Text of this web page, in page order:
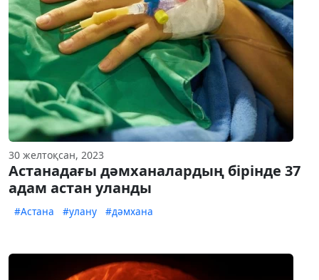
30 желтоқсан, 2023
Астанадағы дәмханалардың бірінде 37
адам астан уланды
#Астана #улану #дәмхана